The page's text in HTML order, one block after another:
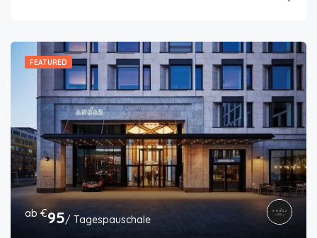
FEATURED
ab €95/ Tagespauschale